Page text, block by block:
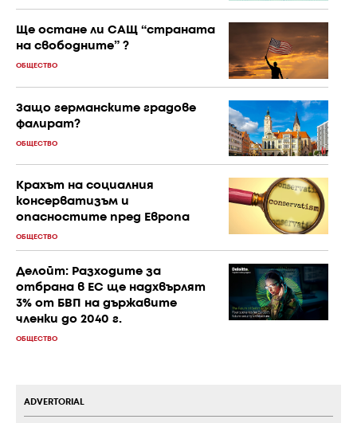
Ще остане ли САЩ “страната
на свободните” ?
ОБЩЕСТВО
Защо германските градове
фалират?
ОБЩЕСТВО
Крахът на социалния
консерватизъм и
опасностите пред Европа
ОБЩЕСТВО
Делойт: Разходите за
отбрана в ЕС ще надхвърлят
3% от БВП на държавите
членки до 2040 г.
ОБЩЕСТВО
ADVERTORIAL